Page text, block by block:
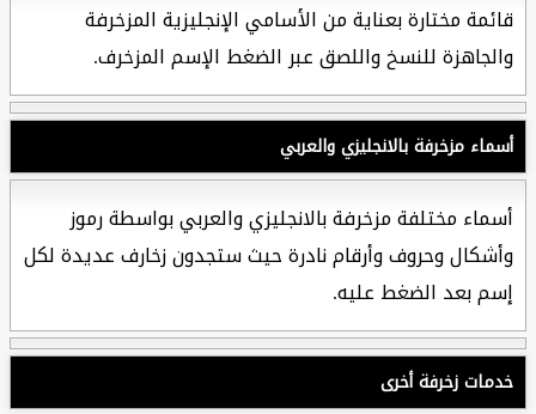
قائمة مختارة بعناية من الأسامي الإنجليزية المزخرفة
والجاهزة للنسخ واللصق عبر الضغط الإسم المزخرف.
أسماء مزخرفة بالانجليزي والعربي
أسماء مختلفة مزخرفة بالانجليزي والعربي بواسطة رموز
وأشكال وحروف وأرقام نادرة حيث ستجدون زخارف عديدة لكل
إسم بعد الضغط عليه.
خدمات زخرفة أخرى